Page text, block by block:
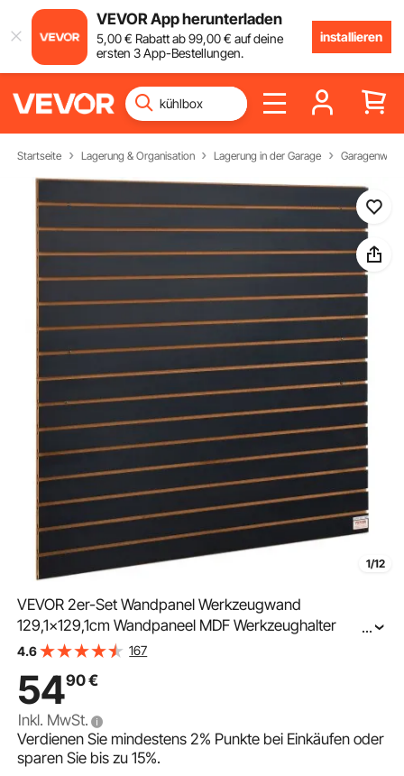
VEVOR App herunterladen
5,00€ Rabatt ab99,00€ auf deine
ersten 3 App-Bestellungen.
installieren
Startseite Lagerung & Organisation Lagerung in der Garage
1/12
VEVOR 2er-Set Wandpanel Werkzeugwand
129,1x129,1cm Wandpaneel MDF Werkzeughalter
Organizer, Lamellenwand Slatwall Stecktafel Pegboard
Werkbank Garage
...
4.6 167
5490€
Inkl. MwSt.
Verdienen Sie mindestens2% Punkte bei Einkäufen oder
sparen Sie bis zu15%.